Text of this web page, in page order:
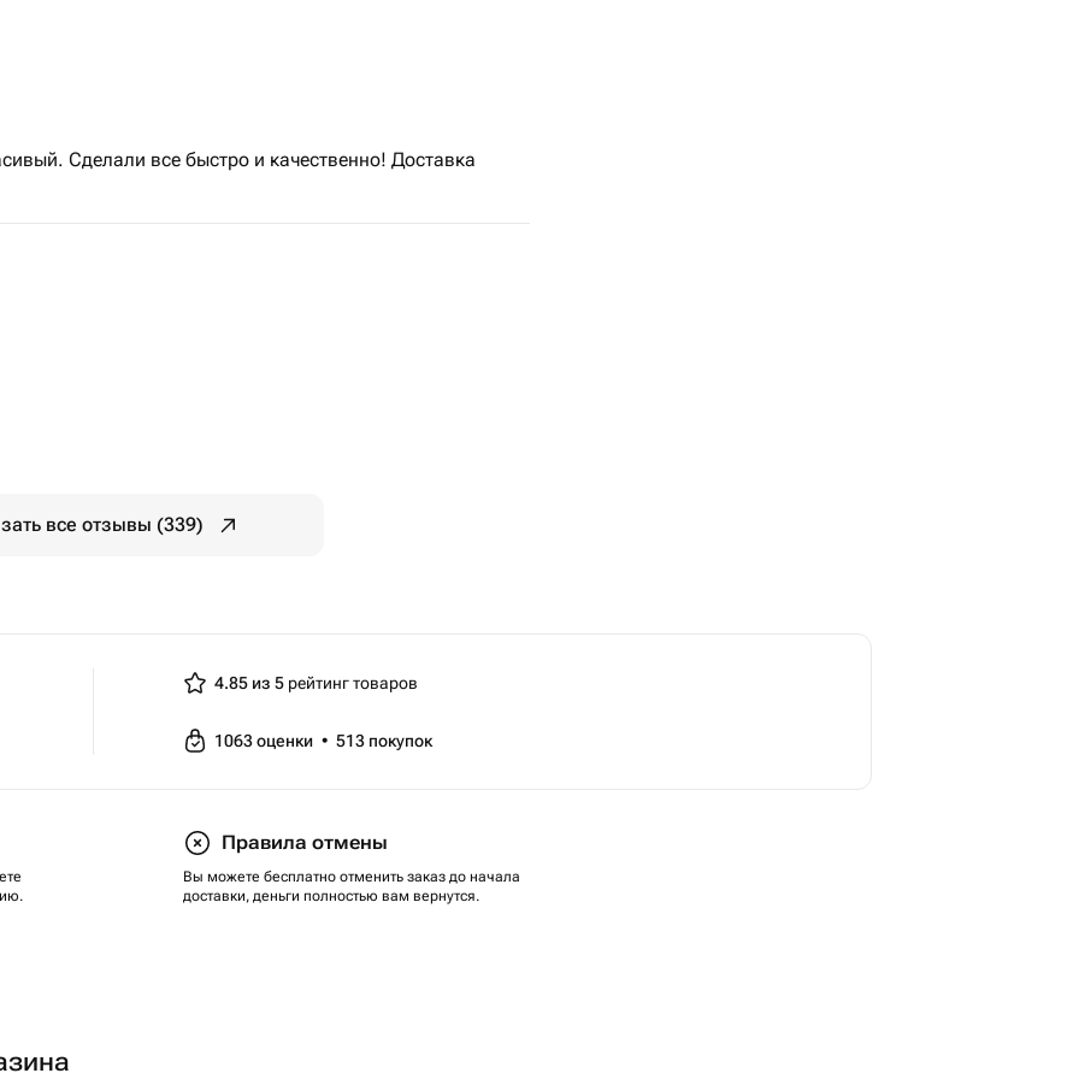
Сделали все быстро и качественно! Доставка
все отзывы (339)
4.85 из 5 рейтинг товаров
1063оценки • 513 покупок
Правила отмены
Вы можете бесплатно отменить заказ до начала
доставки, деньги полностью вам вернутся.